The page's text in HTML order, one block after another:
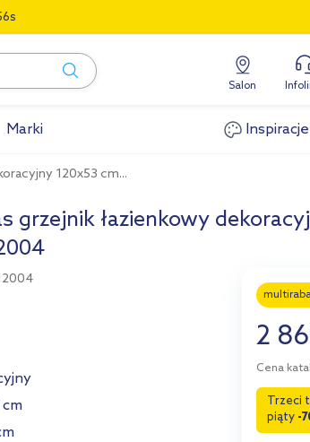
5
Salon
Marki Inspiracje
120x53 cm...
grzejnik łazienkowy
cm
2
Cena
Trzeci
piąty -